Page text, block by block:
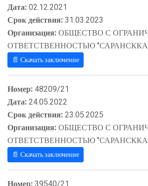
Дата:02.12.2021
Срок действия:31.03.2023
Организация:ОБЩЕСТВО С
ОТВЕТСТВЕННОСТЬЮ
📄 Скачать заключение
Номер:48209/21
Дата:24.05.2022
Срок действия:23.05.2025
Организация:ОБЩЕСТВО С
ОТВЕТСТВЕННОСТЬЮ
📄 Скачать заключение